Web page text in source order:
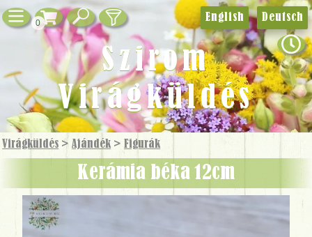
0
Virágküldés >Ajándék > Figurák
Kerámia béka 12cm
English Deutsch
Szirom
Virágküldés